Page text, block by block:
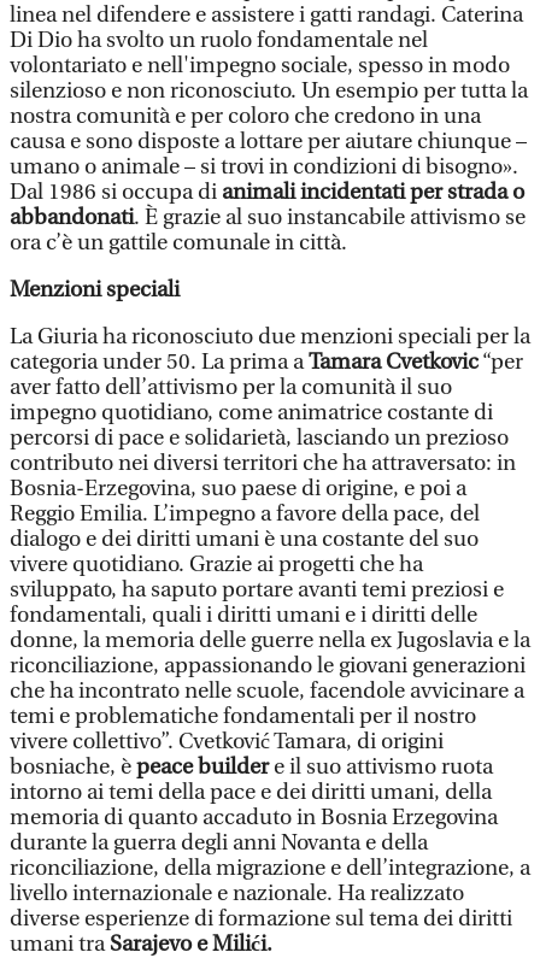
linea nel difendere e assistere i gatti randagi. Caterina
Di Dio ha svolto un ruolo fondamentale nel
volontariato e nell'impegno sociale, spesso in modo
silenzioso e non riconosciuto. Un esempio per tutta la
nostra comunità e per coloro che credono in una
causa e sono disposte a lottare per aiutare chiunque –
umano o animale – si trovi in condizioni di bisogno».
Dal 1986 si occupa di animali incidentati per strada o
abbandonati. È grazie al suo instancabile attivismo se
ora c’è un gattile comunale in città.
Menzioni speciali
La Giuria ha riconosciuto due menzioni speciali per la
categoria under 50. La prima aTamara Cvetkovic“per
aver fatto dell’attivismo per la comunità il suo
impegno quotidiano, come animatrice costante di
percorsi di pace e solidarietà, lasciando un prezioso
contributo nei diversi territori che ha attraversato: in
Bosnia-Erzegovina, suo paese di origine, e poi a
Reggio Emilia. L’impegno a favore della pace, del
dialogo e dei diritti umani è una costante del suo
vivere quotidiano. Grazie ai progetti che ha
sviluppato, ha saputo portare avanti temi preziosi e
fondamentali, quali i diritti umani e i diritti delle
donne, la memoria delle guerre nella ex Jugoslavia e la
riconciliazione, appassionando le giovani generazioni
che ha incontrato nelle scuole, facendole avvicinare a
temi e problematiche fondamentali per il nostro
vivere collettivo”. Cvetković Tamara, di origini
bosniache, èpeace buildere il suo attivismoruota
intorno ai temi della pace e dei diritti umani, della
memoria di quanto accaduto in Bosnia Erzegovina
durante la guerra degli anni Novanta e della
riconciliazione, della migrazione e dell’integrazione, a
livello internazionale e nazionale. Ha realizzato
diverse esperienze di formazione sul tema dei diritti
umani traSarajevo e Milići.